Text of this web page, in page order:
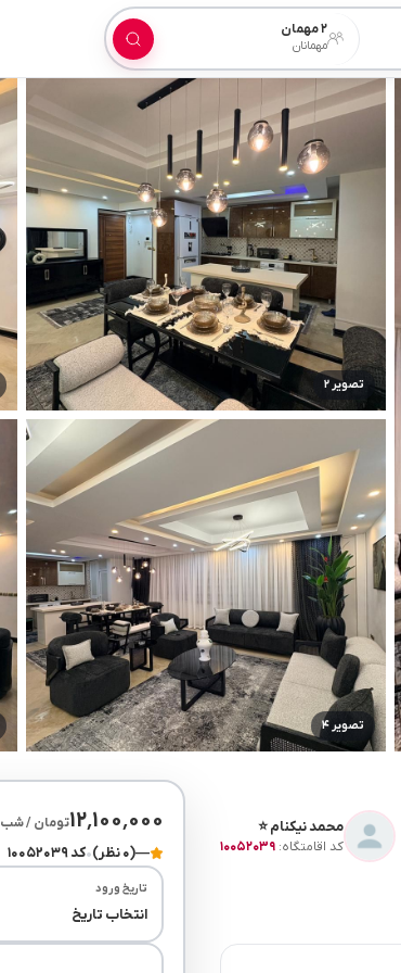
۲ مهمان
مهمانان
تصویر ۲
تصویر ۴
محمد نیکنام ⭐
کد اقامتگاه:۱۰۰۵۲۰۳۹
۱۲٬۱۰۰٬۰۰۰تومان / شب
—(۰ نظر) •کد ۱۰۰۵۲۰۳۹
تاریخ ورود
انتخاب تاریخ